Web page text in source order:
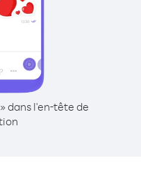
dans l'en-tête de